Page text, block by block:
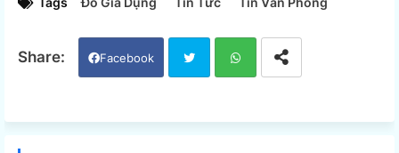
Facebook